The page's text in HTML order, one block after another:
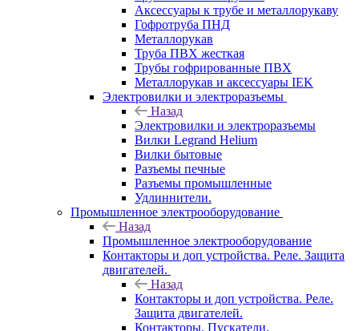
Аксессуары к трубе и металлорукаву
Гофротруба ПНД
Металлорукав
Труба ПВХ жесткая
Трубы гофрированные ПВХ
Металлорукав и аксессуары IEK
Электровилки и электроразъемы
Назад
Электровилки и электроразъемы
Вилки Legrand Helium
Вилки бытовые
Разъемы печные
Разъемы промышленные
Удлиннители.
Промышленное электрооборудование
Назад
Промышленное электрооборудование
Контакторы и доп устройства. Реле. Защита
двигателей.
Назад
Контакторы и доп устройства. Реле.
Защита двигателей.
Контакторы. Пускатели.